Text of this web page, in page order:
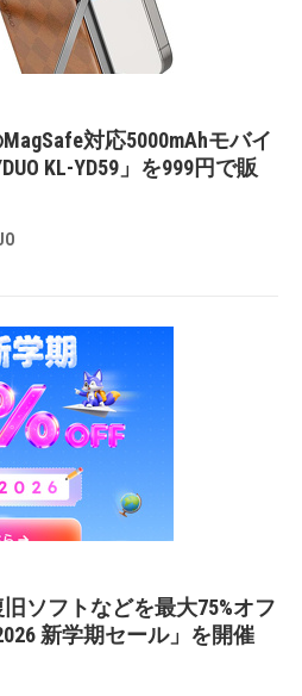
MagSafe対応5000mAhモバイ
KL-YD59」を999円で販
旧ソフトなどを最大75%オフ
新学期セール」を開催